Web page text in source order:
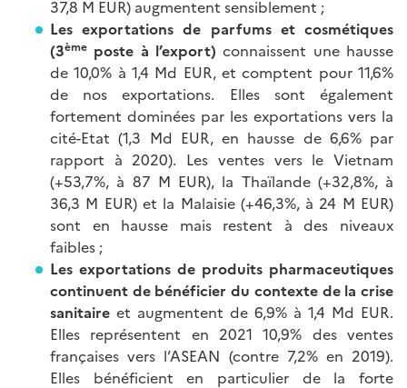
37,8 M EUR) augmentent sensiblement ;
Les exportations de parfums et cosmétiques
(3ème poste à l’export)connaissent une hausse
de 10,0% à 1,4 Md EUR, et comptent pour 11,6%
de nos exportations. Elles sont également
fortement dominées par les exportations vers la
cité-Etat (1,3 Md EUR, en hausse de 6,6% par
rapport à 2020). Les ventes vers le Vietnam
(+53,7%, à 87 M EUR), la Thaïlande (+32,8%, à
36,3 M EUR) et la Malaisie (+46,3%, à 24 M EUR)
sont en hausse mais restent à des niveaux
faibles ;
Les exportations de produits pharmaceutiques
continuent de bénéficier du contexte de la crise
sanitaire et augmentent de 6,9% à 1,4 Md EUR.
Elles représentent en 2021 10,9% des ventes
françaises vers l’ASEAN (contre 7,2% en 2019).
Elles bénéficient en particulier de la forte